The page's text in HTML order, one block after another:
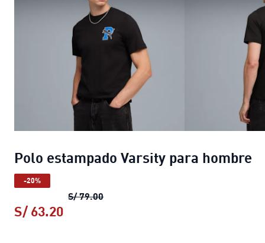
Polo estampado Varsity para hombre
-20%
S/ 79.00Polo estampado Varsity para hombre
S/ 63.20